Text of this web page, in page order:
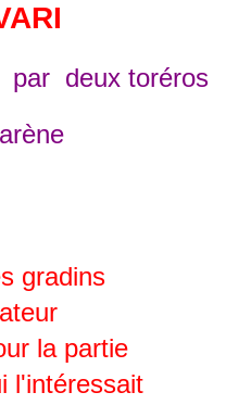
par deux toréros
gradins
la partie
l'intéressait